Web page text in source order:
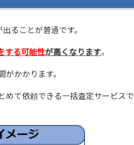
ることが普通です。
する可能性が高くなります。
かかります。
めて依頼できる一括査定サービスで